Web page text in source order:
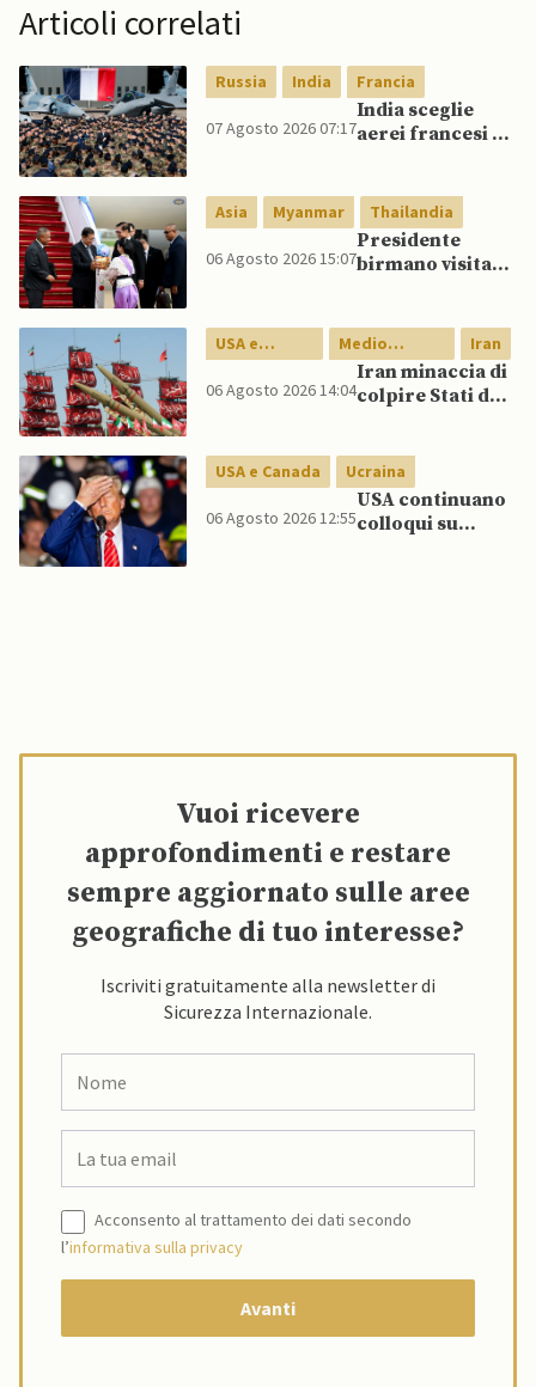
Articoli correlati
Russia India Francia
07 Agosto 2026 07:17
India sceglie
aerei francesi e
nazionale,
rifiutando
offerta di Su-57
da parte di Putin
Asia Myanmar Thailandia
06 Agosto 2026 15:07
Presidente
birmano visita
Myanmar ad
ASEAN
USA e
Canada
Medio
Oriente
Iran
06 Agosto 2026 14:04
Iran minaccia di
colpire Stati del
USA e Canada Ucraina
06 Agosto 2026 12:55
USA continuano
colloqui su
Vuoi ricevere
approfondimenti e restare
sempre aggiornato sulle aree
geografiche di tuo interesse?
Iscriviti gratuitamente alla newsletter di
Sicurezza Internazionale.
Acconsento al trattamento dei dati secondo
l’informativa sulla privacy